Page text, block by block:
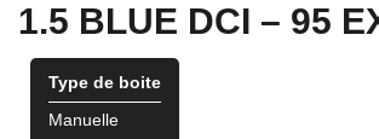
1.5 BLUE DCI – 95
Type de boite
Manuelle